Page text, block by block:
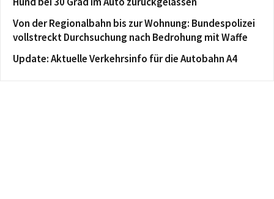
Von der Regionalbahn bis zur Wohnung: Bundespolizei
vollstreckt Durchsuchung nach Bedrohung mit Waffe
Update: Aktuelle Verkehrsinfo für die Autobahn A4